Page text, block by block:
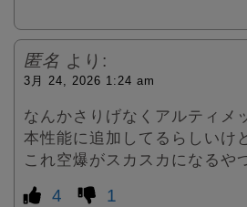
匿名 より:
3月 24, 2026 1:24 am
なんかさりげなくアルティメ
本性能に追加してるらしいけ
これ空爆がスカスカになるや
4 1